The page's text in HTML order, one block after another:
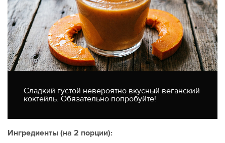
Сладкий густой невероятно вкусный веганский
коктейль. Обязательно попробуйте!
Ингредиенты (на 2 порции):